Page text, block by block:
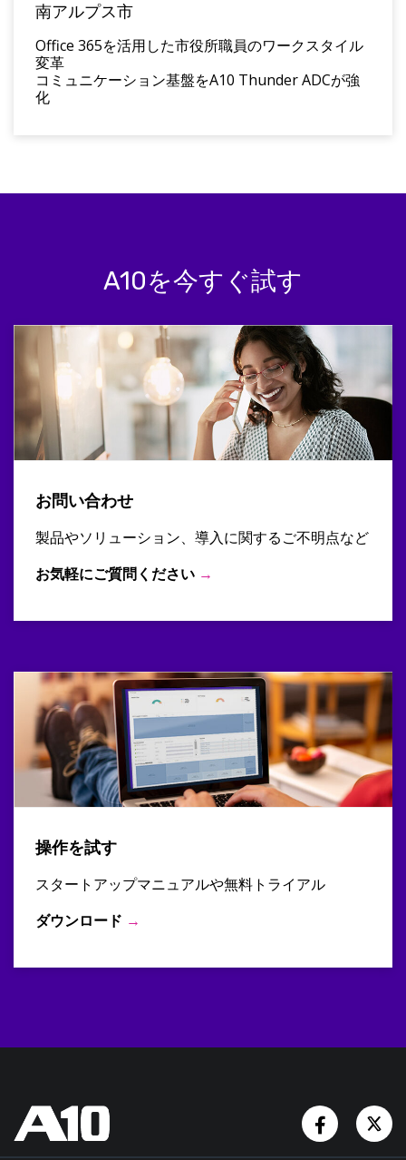
南アルプス市
Office 365を活用した市役所職員のワークスタイル
変革
コミュニケーション基盤をA10 Thunder ADCが強
化
A10を今すぐ試す
お問い合わせ
製品やソリューション、導入に関するご不明点など
お気軽にご質問ください →
操作を試す
スタートアップマニュアルや無料トライアル
ダウンロード →